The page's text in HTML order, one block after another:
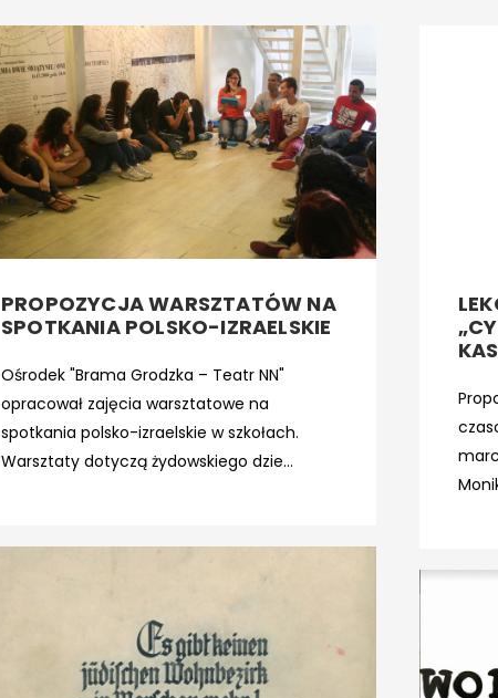
PROPOZYCJA WARSZTATÓW NA
SPOTKANIA POLSKO-IZRAELSKIE
Ośrodek "Brama Grodzka – Teatr NN"
opracował zajęcia warsztatowe na
spotkania polsko-izraelskie w szkołach.
Warsztaty dotyczą żydowskiego dzie...